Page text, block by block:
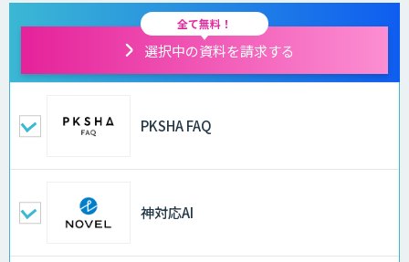
全て無料！
選択中の資料を請求する
PKSHA FAQ
神対応AI